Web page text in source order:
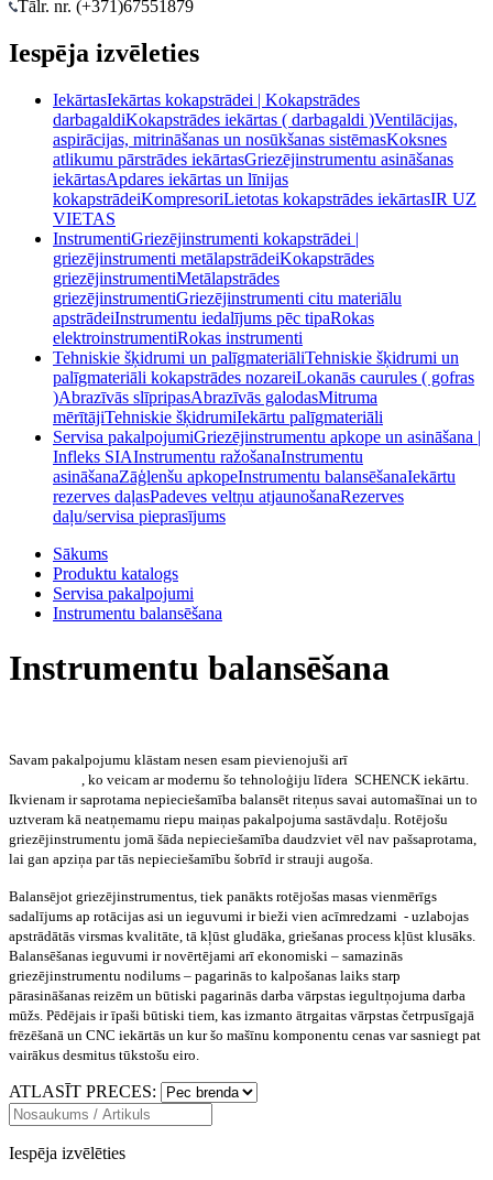
Tālr. nr. (+371)67551879
Iespēja izvēleties
IekārtasIekārtas kokapstrādei | Kokapstrādes
darbagaldiKokapstrādes iekārtas ( darbagaldi )Ventilācijas,
aspirācijas, mitrināšanas un nosūkšanas sistēmasKoksnes
atlikumu pārstrādes iekārtasGriezējinstrumentu asināšanas
iekārtasApdares iekārtas un līnijas
kokapstrādeiKompresoriLietotas kokapstrādes iekārtasIR UZ
VIETAS
InstrumentiGriezējinstrumenti kokapstrādei |
griezējinstrumenti metālapstrādeiKokapstrādes
griezējinstrumentiMetālapstrādes
griezējinstrumentiGriezējinstrumenti citu materiālu
apstrādeiInstrumentu iedalījums pēc tipaRokas
elektroinstrumentiRokas instrumenti
Tehniskie šķidrumi un palīgmateriāliTehniskie šķidrumi un
palīgmateriāli kokapstrādes nozareiLokanās caurules ( gofras
)Abrazīvās slīpripasAbrazīvās galodasMitruma
mērītājiTehniskie šķidrumiIekārtu palīgmateriāli
Servisa pakalpojumiGriezējinstrumentu apkope un asināšana |
Infleks SIAInstrumentu ražošanaInstrumentu
asināšanaZāģlenšu apkopeInstrumentu balansēšanaIekārtu
rezerves daļasPadeves veltņu atjaunošanaRezerves
daļu/servisa pieprasījums
Sākums
Produktu katalogs
Servisa pakalpojumi
Instrumentu balansēšana
Instrumentu balansēšana
Savam pakalpojumu klāstam nesen esam pievienojuši arī
, ko veicam ar modernu šo tehnoloģiju līdera SCHENCK iekārtu.
Ikvienam ir saprotama nepieciešamība balansēt riteņus savai automašīnai un to
uztveram kā neatņemamu riepu maiņas pakalpojuma sastāvdaļu. Rotējošu
griezējinstrumentu jomā šāda nepieciešamība daudzviet vēl nav pašsaprotama,
lai gan apziņa par tās nepieciešamību šobrīd ir strauji augoša.
Balansējot griezējinstrumentus, tiek panākts rotējošas masas vienmērīgs
sadalījums ap rotācijas asi un ieguvumi ir bieži vien acīmredzami - uzlabojas
apstrādātās virsmas kvalitāte, tā kļūst gludāka, griešanas process kļūst klusāks.
Balansēšanas ieguvumi ir novērtējami arī ekonomiski – samazinās
griezējinstrumentu nodilums – pagarinās to kalpošanas laiks starp
pārasināšanas reizēm un būtiski pagarinās darba vārpstas iegultņojuma darba
mūžs. Pēdējais ir īpaši būtiski tiem, kas izmanto ātrgaitas vārpstas četrpusīgajā
frēzēšanā un CNC iekārtās un kur šo mašīnu komponentu cenas var sasniegt pat
vairākus desmitus tūkstošu eiro.
ATLASĪT PRECES:
Iespēja izvēlēties